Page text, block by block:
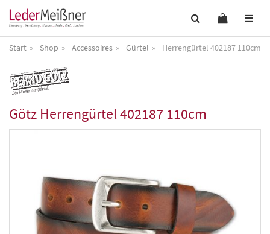
Start Shop Accessoires Gürtel Herrengürtel 402187 110cm
Götz Herrengürtel 402187 110cm